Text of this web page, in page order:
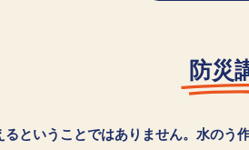
防災
るということではありません。水のう